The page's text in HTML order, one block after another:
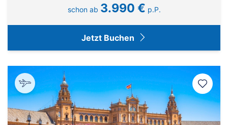
schon ab 3.990 € p.P.
Jetzt Buchen